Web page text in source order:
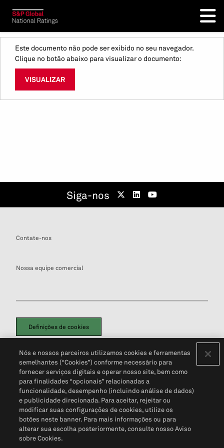
Este documento não pode ser exibido no seu navegador.
Clique no botão abaixo para visualizar o documento:
VISUALIZAR
Siga-nos
Contate-nos
Nossa equipe comercial
Definições de cookies
Política de PrivacidadePortal de privacidade do cliente (em inglês)
Não Venda Minhas Informações Pessoais© 2026 S&P Global
Nós e nossos parceiros utilizamos cookies e ferramentas
semelhantes (“Cookies”) conforme necessário para
fornecer serviços digitais e operar nosso site, bem como
para finalidades “opcionais” relacionadas a
funcionalidade, desempenho (incluindo análise de dados)
e publicidade direcionada. Para aceitar, rejeitar ou
modificar suas configurações de cookies, utilize os
botões neste banner. Para mais informações ou para
alterar sua escolha posteriormente, consulte nosso Aviso
sobre Cookies.